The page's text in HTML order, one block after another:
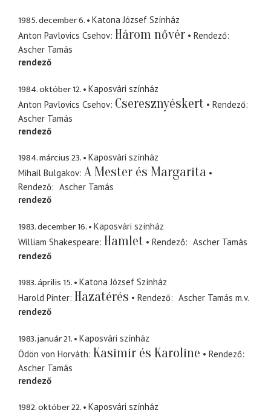
1985. december 6.
Katona József Színház
Anton Pavlovics Csehov Három nővér
Rendező
Ascher Tamás
rendező
1984. október 12.
Kaposvári színház
Anton Pavlovics Csehov Cseresznyéskert
Rendező
Ascher Tamás
rendező
1984. március 23.
Kaposvári színház
Mihail Bulgakov A Mester és Margarita
Rendező
Ascher Tamás
rendező
1983. december 16.
Kaposvári színház
William Shakespeare Hamlet Rendező
Ascher Tamás
rendező
1983. április 15.
Katona József Színház
Harold Pinter Hazatérés Rendező Ascher Tamás m.v.
rendező
1983. január 21.
Kaposvári színház
Ödön von Horváth Kasimir és Karoline
Rendező
Ascher Tamás
rendező
1982. október 22.
Kaposvári színház